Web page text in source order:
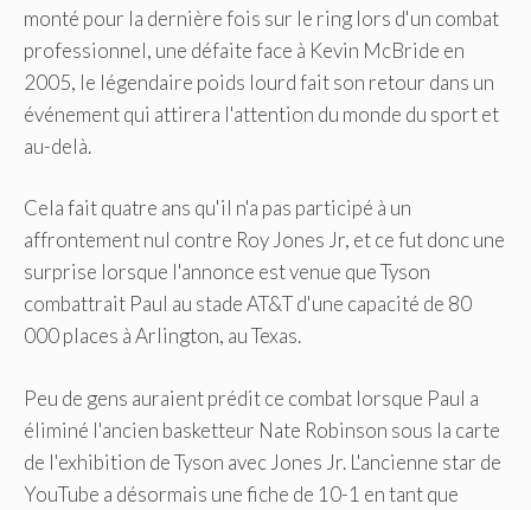
monté pour la dernière fois sur le ring lors d'un combat
professionnel, une défaite face à Kevin McBride en
2005, le légendaire poids lourd fait son retour dans un
événement qui attirera l'attention du monde du sport et
au-delà.
Cela fait quatre ans qu'il n'a pas participé à un
affrontement nul contre Roy Jones Jr, et ce fut donc une
surprise lorsque l'annonce est venue que Tyson
combattrait Paul au stade AT&T d'une capacité de 80
000 places à Arlington, au Texas.
Peu de gens auraient prédit ce combat lorsque Paul a
éliminé l'ancien basketteur Nate Robinson sous la carte
de l'exhibition de Tyson avec Jones Jr. L'ancienne star de
YouTube a désormais une fiche de 10-1 en tant que